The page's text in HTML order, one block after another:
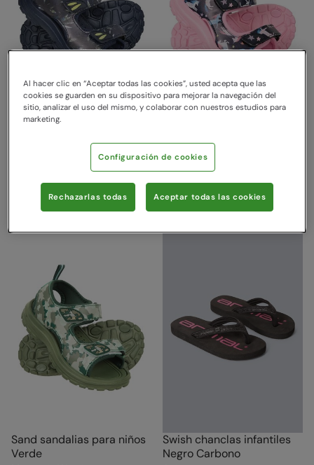
Sand sandalias para niños
Mountain Warehouse
58%
13,99 €
Rebajas
Lila
Mountain Warehouse
32,99 €Ahorra
13,99 €
Rebajas
Sand sandalias para niños
Verde
Swish chanclas infantiles
Negro Carbono
Al hacer clic en “Aceptar todas las cookies”, usted acepta que las
cookies se guarden en su dispositivo para mejorar la navegación del
sitio, analizar el uso del mismo, y colaborar con nuestros estudios para
marketing.
Configuración de cookies
Rechazarlas todas Aceptar todas las cookies